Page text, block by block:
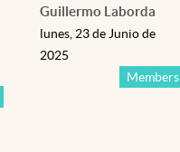
Guillermo Laborda
Members
lunes, 23 de Junio de
2025